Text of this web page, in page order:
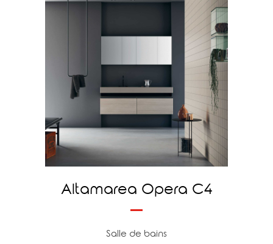
Altamarea Opera C4
Salle de bains